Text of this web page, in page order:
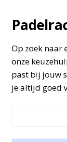
Op zoek naar
onze
past bij jouw
je altijd goed